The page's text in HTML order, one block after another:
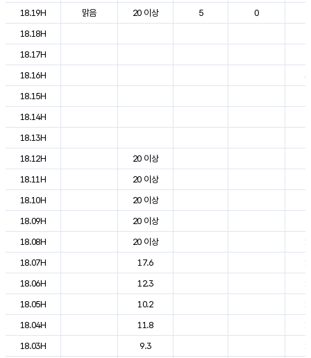
18.19H
맑음 20 이상 5 0
18.18H
18.17H
18.16H
18.15H
18.14H
18.13H
18.12H
20 이상
18.11H
20 이상
18.10H
20 이상
18.09H
20 이상
18.08H
20 이상
18.07H
17.6
18.06H
12.3
18.05H
10.2
18.04H
11.8
18.03H
9.3